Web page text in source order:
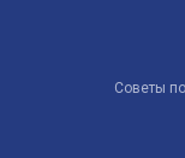
Советы